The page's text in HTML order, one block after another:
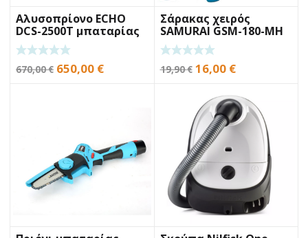
Αλυσοπρίονο ECHO
DCS-2500T μπαταρίας
670,00€ Original
650,00 €Η
Σάρακας χειρός
SAMURAI GSM-180-MH
18cm
19,90€ Original
was:
19,90 €.
16,00 €Η
τιμή
είναι:
16,00 €.